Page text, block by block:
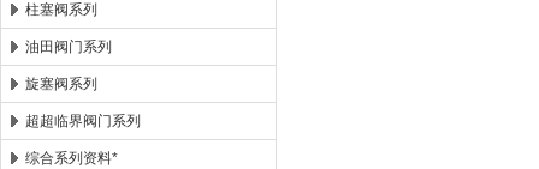
柱塞阀系列
油田阀门系列
旋塞阀系列
超超临界阀门系列
综合系列资料*